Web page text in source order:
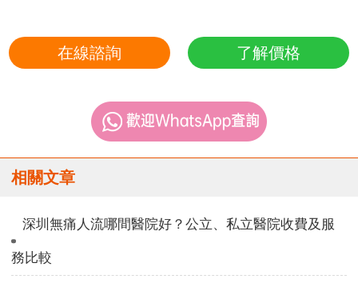
在線諮詢 了解價格
相關文章
深圳無痛人流哪間醫院好？公立、私立醫院收費及服
務比較